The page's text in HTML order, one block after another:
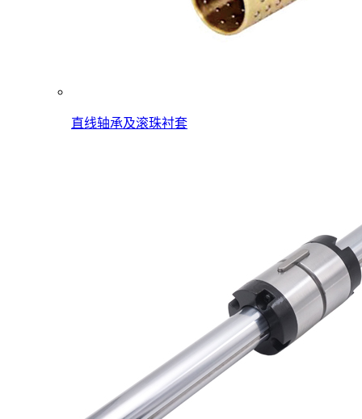
直线轴承及滚珠衬套